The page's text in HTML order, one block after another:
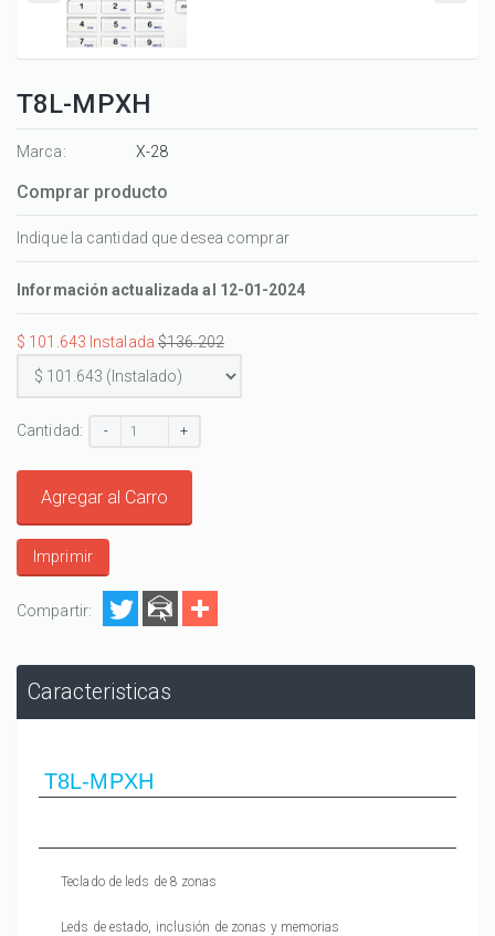
T8L-MPXH
Marca: X-28
Comprar producto
Indique la cantidad que desea comprar
Información actualizada al 12-01-2024
$ 101.643 Instalada $136.202
Cantidad: - +
Agregar al Carro
Imprimir
Compartir:
Caracteristicas
T8L-MPXH
Teclado de leds de 8 zonas
Leds de estado, inclusión de zonas y memorias